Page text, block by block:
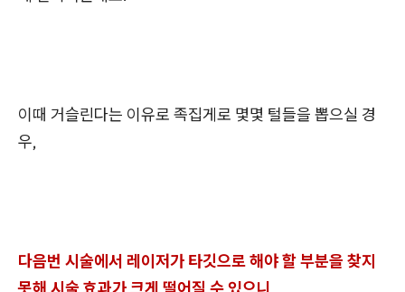
이때 거슬린다는 이유로 족집게로 몇몇 털들을 뽑으실 경
우,
다음번 시술에서 레이저가 타깃으로 해야 할 부분을 찾지
못해 시술 효과가 크게 떨어질 수 있으니